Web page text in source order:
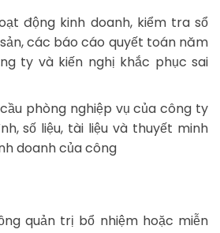
động kinh doanh, kiểm tra sổ
các báo cáo quyết toán năm
ty và kiến nghị khắc phục sai
phòng nghiệp vụ của công ty
số liệu, tài liệu và thuyết minh
doanh của công
quản trị bổ nhiệm hoặc miễn